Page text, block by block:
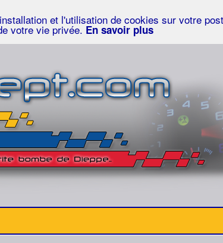
et l'utilisation de cookies sur votre
votre vie privée. En savoir plus